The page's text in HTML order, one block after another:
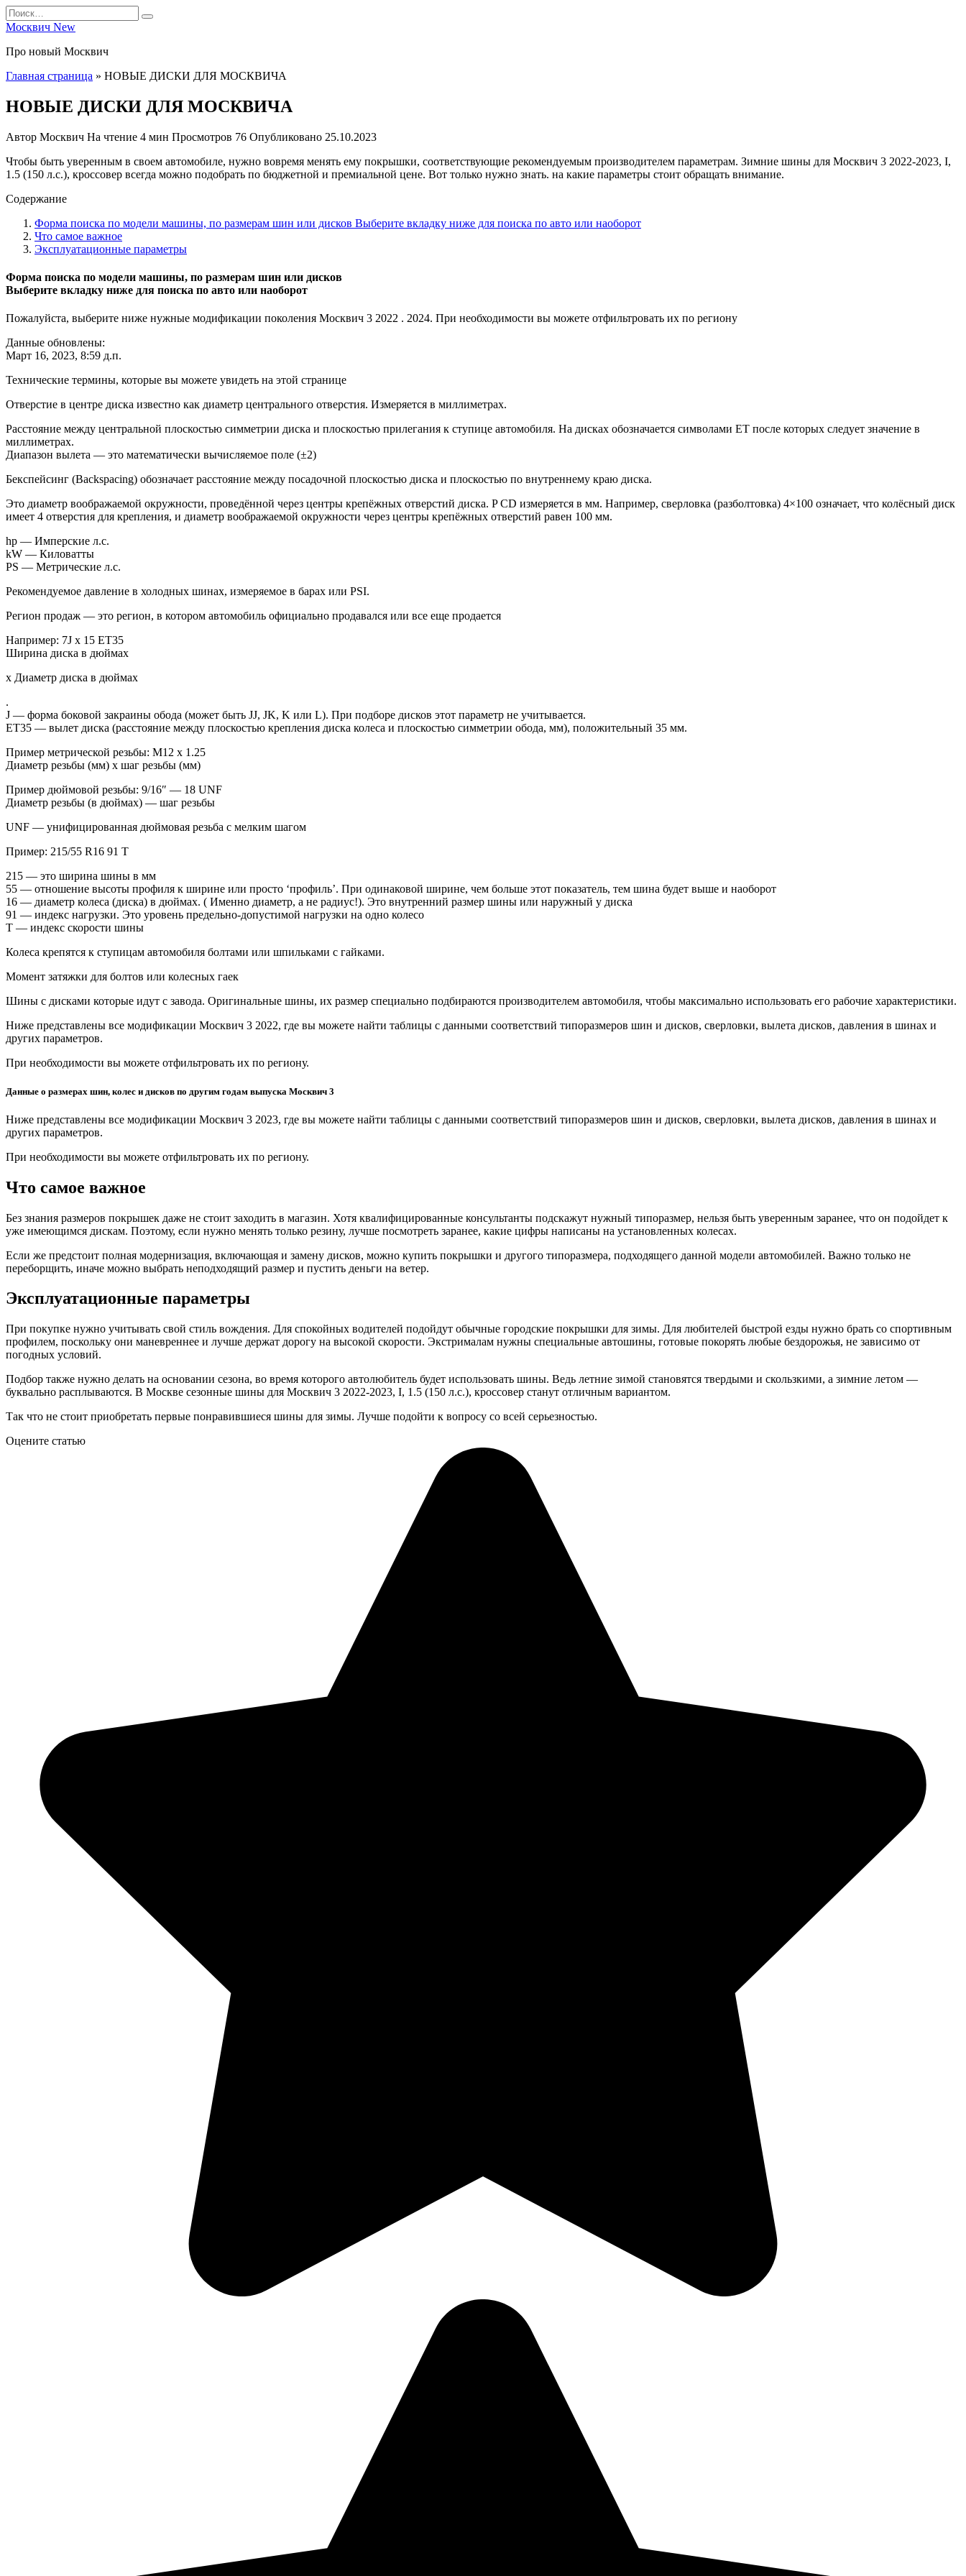
Перейти
к
Search
for:
Москвич New
Про новый Москвич
Главная страница » НОВЫЕ ДИСКИ ДЛЯ МОСКВИЧА
НОВЫЕ ДИСКИ ДЛЯ МОСКВИЧА
Автор Москвич На чтение 4 мин Просмотров 76 Опубликовано 25.10.2023
Чтобы быть уверенным в своем автомобиле, нужно вовремя менять ему покрышки, соответствующие рекомендуемым производителем параметрам. Зимние шины для Москвич 3 2022-2023, I,
1.5 (150 л.с.), кроссовер всегда можно подобрать по бюджетной и премиальной цене. Вот только нужно знать. на какие параметры стоит обращать внимание.
Содержание
Форма поиска по модели машины, по размерам шин или дисков Выберите вкладку ниже для поиска по авто или наоборот
Что самое важное
Эксплуатационные параметры
Форма поиска по модели машины, по размерам шин или дисков
Выберите вкладку ниже для поиска по авто или наоборот
Пожалуйста, выберите ниже нужные модификации поколения Москвич 3 2022 . 2024. При необходимости вы можете отфильтровать их по региону
Данные обновлены:
Март 16, 2023, 8:59 д.п.
Технические термины, которые вы можете увидеть на этой странице
Отверстие в центре диска известно как диаметр центрального отверстия. Измеряется в миллиметрах.
Расстояние между центральной плоскостью симметрии диска и плоскостью прилегания к ступице автомобиля. На дисках обозначается символами ET после которых следует значение в
миллиметрах.
Диапазон вылета — это математически вычисляемое поле (±2)
Бекспейсинг (Backspacing) обозначает расстояние между посадочной плоскостью диска и плоскостью по внутреннему краю диска.
Это диаметр воображаемой окружности, проведённой через центры крепёжных отверстий диска. P CD измеряется в мм. Например, сверловка (разболтовка) 4×100 означает, что колёсный диск
имеет 4 отверстия для крепления, и диаметр воображаемой окружности через центры крепёжных отверстий равен 100 мм.
hp — Имперские л.с.
kW — Киловатты
PS — Метрические л.с.
Рекомендуемое давление в холодных шинах, измеряемое в барах или PSI.
Регион продаж — это регион, в котором автомобиль официально продавался или все еще продается
Например: 7J x 15 ET35
Ширина диска в дюймах
x Диаметр диска в дюймах
.
J — форма боковой закраины обода (может быть JJ, JK, K или L). При подборе дисков этот параметр не учитывается.
ET35 — вылет диска (расстояние между плоскостью крепления диска колеса и плоскостью симметрии обода, мм), положительный 35 мм.
Пример метрической резьбы: M12 x 1.25
Диаметр резьбы (мм) x шаг резьбы (мм)
Пример дюймовой резьбы: 9/16″ — 18 UNF
Диаметр резьбы (в дюймах) — шаг резьбы
UNF — унифицированная дюймовая резьба с мелким шагом
Пример: 215/55 R16 91 T
215 — это ширина шины в мм
55 — отношение высоты профиля к ширине или просто ‘профиль’. При одинаковой ширине, чем больше этот показатель, тем шина будет выше и наоборот
16 — диаметр колеса (диска) в дюймах. ( Именно диаметр, а не радиус!). Это внутренний размер шины или наружный у диска
91 — индекс нагрузки. Это уровень предельно-допустимой нагрузки на одно колесо
T — индекс скорости шины
Колеса крепятся к ступицам автомобиля болтами или шпильками с гайками.
Момент затяжки для болтов или колесных гаек
Шины с дисками которые идут с завода. Оригинальные шины, их размер специально подбираются производителем автомобиля, чтобы максимально использовать его рабочие характеристики.
Ниже представлены все модификации Москвич 3 2022, где вы можете найти таблицы с данными соответствий типоразмеров шин и дисков, сверловки, вылета дисков, давления в шинах и
других параметров.
При необходимости вы можете отфильтровать их по региону.
Данные о размерах шин, колес и дисков по другим годам выпуска Москвич 3
Ниже представлены все модификации Москвич 3 2023, где вы можете найти таблицы с данными соответствий типоразмеров шин и дисков, сверловки, вылета дисков, давления в шинах и
других параметров.
При необходимости вы можете отфильтровать их по региону.
Что самое важное
Без знания размеров покрышек даже не стоит заходить в магазин. Хотя квалифицированные консультанты подскажут нужный типоразмер, нельзя быть уверенным заранее, что он подойдет к
уже имеющимся дискам. Поэтому, если нужно менять только резину, лучше посмотреть заранее, какие цифры написаны на установленных колесах.
Если же предстоит полная модернизация, включающая и замену дисков, можно купить покрышки и другого типоразмера, подходящего данной модели автомобилей. Важно только не
переборщить, иначе можно выбрать неподходящий размер и пустить деньги на ветер.
Эксплуатационные параметры
При покупке нужно учитывать свой стиль вождения. Для спокойных водителей подойдут обычные городские покрышки для зимы. Для любителей быстрой езды нужно брать со спортивным
профилем, поскольку они маневреннее и лучше держат дорогу на высокой скорости. Экстрималам нужны специальные автошины, готовые покорять любые бездорожья, не зависимо от
погодных условий.
Подбор также нужно делать на основании сезона, во время которого автолюбитель будет использовать шины. Ведь летние зимой становятся твердыми и скользкими, а зимние летом —
буквально расплываются. В Москве сезонные шины для Москвич 3 2022-2023, I, 1.5 (150 л.с.), кроссовер станут отличным вариантом.
Так что не стоит приобретать первые понравившиеся шины для зимы. Лучше подойти к вопросу со всей серьезностью.
Оцените статью